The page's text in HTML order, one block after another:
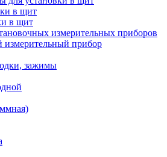
в щит
в щит
измерительных приборов
прибор
зажимы